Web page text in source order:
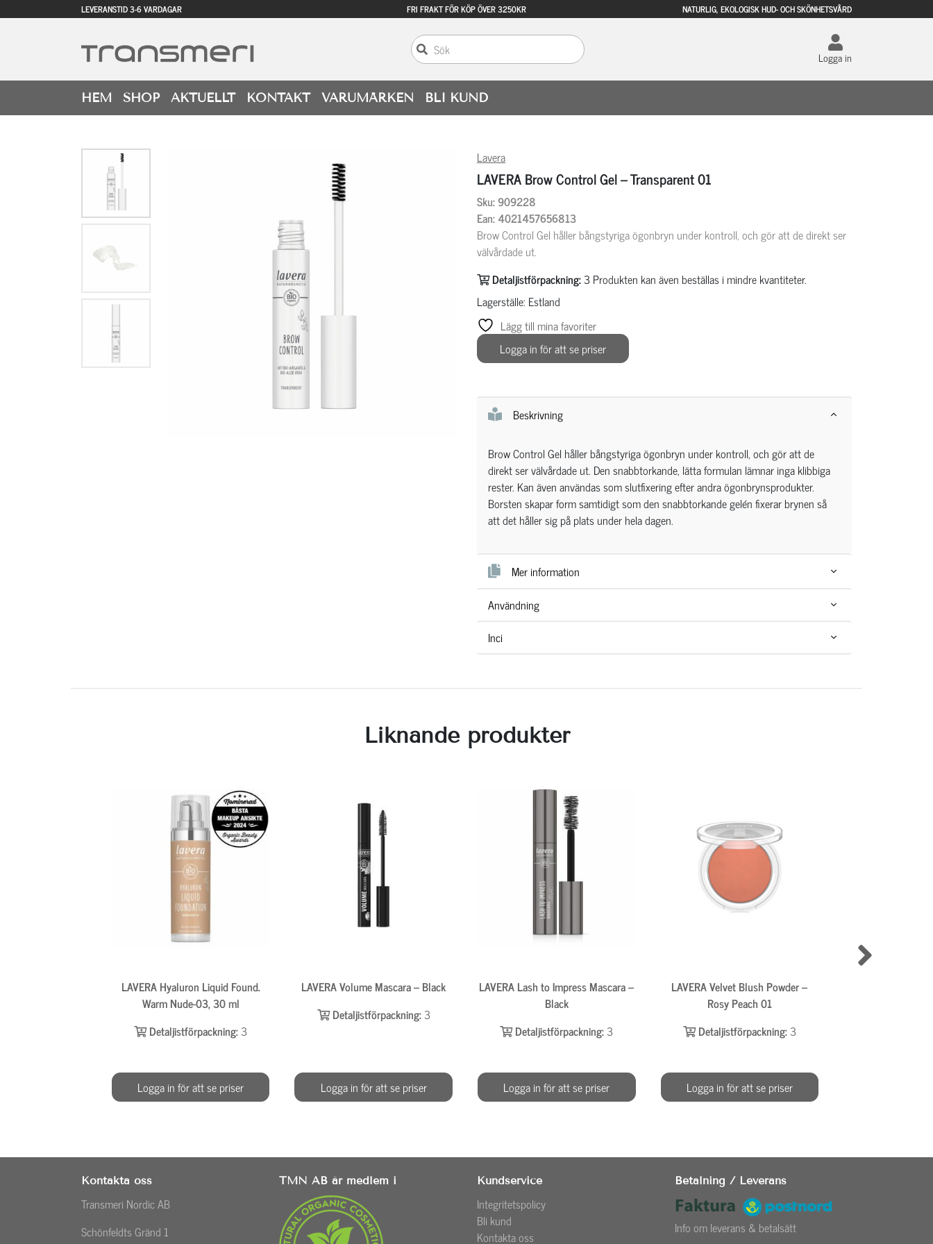
LEVERANSTID 3-6 VARDAGAR FRI FRAKT FÖR KÖP ÖVER 3250KR NATURLIG, EKOLOGISK HUD- OCH SKÖNHETSVÅRD
Logga in
HEM SHOP AKTUELLT KONTAKT VARUMÄRKEN BLI KUND
Lavera
LAVERA Brow Control Gel – Transparent 01
Sku: 909228
Ean: 4021457656813
Brow Control Gel håller bångstyriga ögonbryn under kontroll, och gör att de direkt ser
välvårdade ut.
Detaljistförpackning:3 Produkten kan även beställas i mindre kvantiteter.
Lagerställe: Estland
Lägg till mina favoriter
Logga in för att se priser
Beskrivning
Brow Control Gel håller bångstyriga ögonbryn under kontroll, och gör att de
direkt ser välvårdade ut. Den snabbtorkande, lätta formulan lämnar inga klibbiga
rester. Kan även användas som slutfixering efter andra ögonbrynsprodukter.
Borsten skapar form samtidigt som den snabbtorkande gelén fixerar brynen så
att det håller sig på plats under hela dagen.
Mer information
Användning
Inci
Liknande produkter
LAVERA Hyaluron Liquid Found.
Warm Nude-03, 30 ml
Detaljistförpackning:3
Logga in för att se priser
LAVERA Volume Mascara – Black
Detaljistförpackning:3
Logga in för att se priser
LAVERA Lash to Impress Mascara –
Black
Detaljistförpackning:3
Logga in för att se priser
LAVERA Velvet Blush Powder –
Rosy Peach 01
Detaljistförpackning:3
Logga in för att se priser
Kontakta oss
Transmeri Nordic AB
Schönfeldts Gränd 1
TMN AB är medlem i Kundservice
Integritetspolicy
Bli kund
Kontakta oss
Betalning / Leverans
Info om leverans & betalsätt